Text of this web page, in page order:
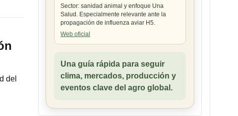
del
Sector: sanidad animal y enfoque Una
Salud. Especialmente relevante ante la
propagación de influenza aviar H5.
Web oficial
Una guía rápida para seguir
clima, mercados, producción y
eventos clave del agro global.